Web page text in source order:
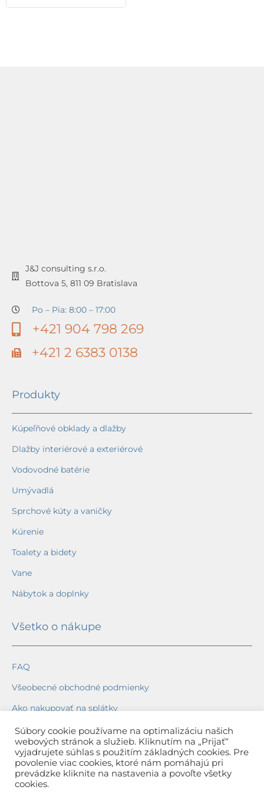
J&J consulting s.r.o.
Bottova 5, 811 09 Bratislava
Po – Pia: 8:00 – 17:00
+421 904 798 269
+421 2 6383 0138
Produkty
Kúpeľňové obklady a dlažby
Dlažby interiérové a exteriérové
Vodovodné batérie
Umývadlá
Sprchové kúty a vaničky
Kúrenie
Toalety a bidety
Vane
Nábytok a doplnky
Všetko o nákupe
FAQ
Všeobecné obchodné podmienky
Ako nakupovať na splátky
Ochrana osobných údajov
Reklamačný poriadok
Spôsob a cena dopravy
Súbory cookie používame na optimalizáciu našich
webových stránok a služieb. Kliknutím na „Prijať“
vyjadrujete súhlas s použitím základných cookies. Pre
povolenie viac cookies, ktoré nám pomáhajú pri
prevádzke kliknite na nastavenia a povoľte všetky
cookies.